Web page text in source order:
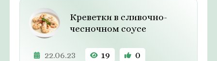
Креветки в сливочно-
чесночном соусе
22.06.23 19 0